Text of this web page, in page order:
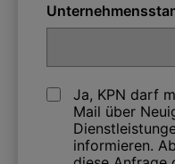
Ja, KPN darf
Mail über
informieren.